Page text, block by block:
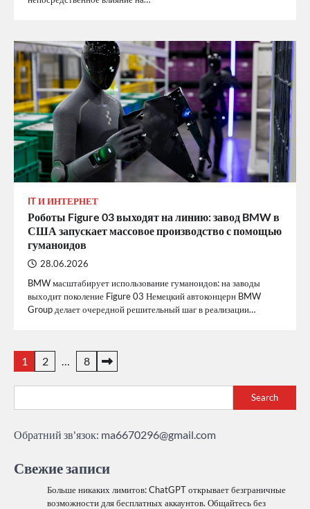
IT И ИНТЕРНЕТ
Роботы Figure 03 выходят на линию: завод BMW в
США запускает массовое производство с помощью
гуманоидов
28.06.2026
BMW масштабирует использование гуманоидов: на заводы
выходит поколение Figure 03 Немецкий автоконцерн BMW
Group делает очередной решительный шаг в реализации…
Posts
pagination
1 2 … 8
Search
Обратний зв'язок: ma6670296@gmail.com
Свежие записи
Больше никаких лимитов: ChatGPT открывает безграничные
возможности для бесплатных аккаунтов. Общайтесь без